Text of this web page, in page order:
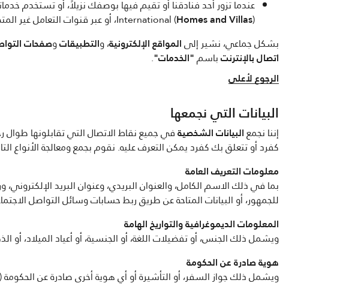
International (Homes and Villas)، أو عبر قنوات التعامل غير المتصلة بالإنترنت (يشار إليها مجتمعة باسم
بشكل جماعي، نشير إلىالمواقع الإلكترونية، والتطبيقاتوصفحات
اتصال بالإنترنتباسم"الخدمات".
الرجوع لأعلى
البيانات التي نجمعها
إننا نجمعالبيانات الشخصيةفي جميع نقاط الاتصال التي تقابلونها
كفرد أو تتعلق بك كفرد يمكن التعرف عليه. نقوم بجمع ومعالجة الأنواع
معلومات التعريف العامة
بما في ذلك الاسم الكامل، والعنوان البريدي، وعنوان البريد
للجمهور، أو البيانات المتاحة عن طريق ربط حسابات وسائل التواصل
المعلومات الديموغرافية والتواريخ الهامة
ويشمل ذلك الجنس، أو تفضيلات اللغة، أو الجنسية، أو أعياد الميلاد، أو
هوية صادرة عن الحكومة
ويشمل ذلك جواز السفر، أو التأشيرة أو أي هوية أخرى صادرة عن الحكومة